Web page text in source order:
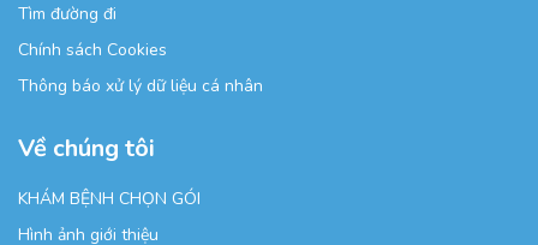
Tìm đường đi
Chính sách Cookies
Thông báo xử lý dữ liệu cá nhân
Về chúng tôi
KHÁM BỆNH CHỌN GÓI
Hình ảnh giới thiệu